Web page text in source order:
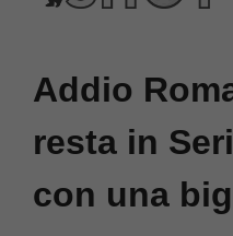
contenuto
Addio
resta in
con una big